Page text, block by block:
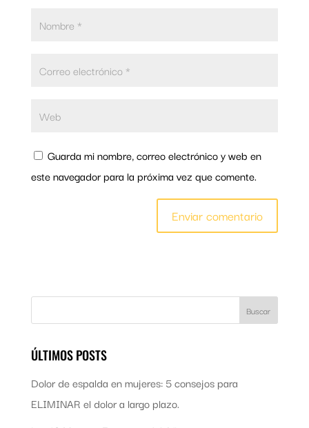
Guarda mi nombre, correo electrónico y web en
este navegador para la próxima vez que comente.
ÚLTIMOS POSTS
Dolor de espalda en mujeres: 5 consejos para
ELIMINAR el dolor a largo plazo.